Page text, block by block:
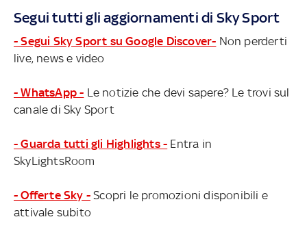
Segui tutti gli aggiornamenti di Sky Sport
- Segui Sky Sport su Google Discover- Non perderti
live, news e video
- WhatsApp - Le notizie che devi sapere? Le trovi sul
canale di Sky Sport
- Guarda tutti gli Highlights - Entra in
SkyLightsRoom
- Offerte Sky - Scopri le promozioni disponibili e
attivale subito